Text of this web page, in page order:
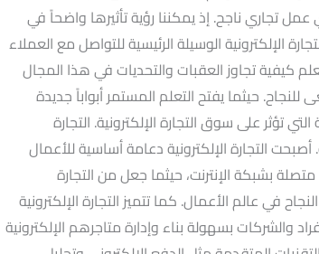
تجاري ناجح. إذ يمكننا رؤية تأثيرها واضحاً في
الإلكترونية الوسيلة الرئيسية للتواصل مع العملاء
كيفية تجاوز العقبات والتحديات في هذا المجال
حيثما يفتح التعلم المستمر أبواباً جديدة
تؤثر على سوق التجارة الإلكترونية. التجارة
التجارة الإلكترونية دعامة أساسية للأعمال
بشبكة الإنترنت، حيثما جعل من التجارة
في عالم الأعمال. كما تتميز التجارة الإلكترونية
والشركات بسهولة بناء وإدارة متاجرهم الإلكترونية